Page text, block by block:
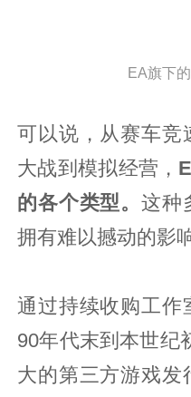
EA旗下
可以说，从赛车竞
大战到模拟经营，
的各个类型。 这种
拥有难以撼动的影
通过持续收购工作
90年代末到本世纪
大的第三方游戏发